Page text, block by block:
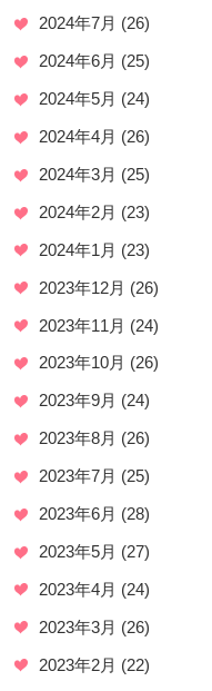
2024年7月 (26)
2024年6月 (25)
2024年5月 (24)
2024年4月 (26)
2024年3月 (25)
2024年2月 (23)
2024年1月 (23)
2023年12月 (26)
2023年11月 (24)
2023年10月 (26)
2023年9月 (24)
2023年8月 (26)
2023年7月 (25)
2023年6月 (28)
2023年5月 (27)
2023年4月 (24)
2023年3月 (26)
2023年2月 (22)